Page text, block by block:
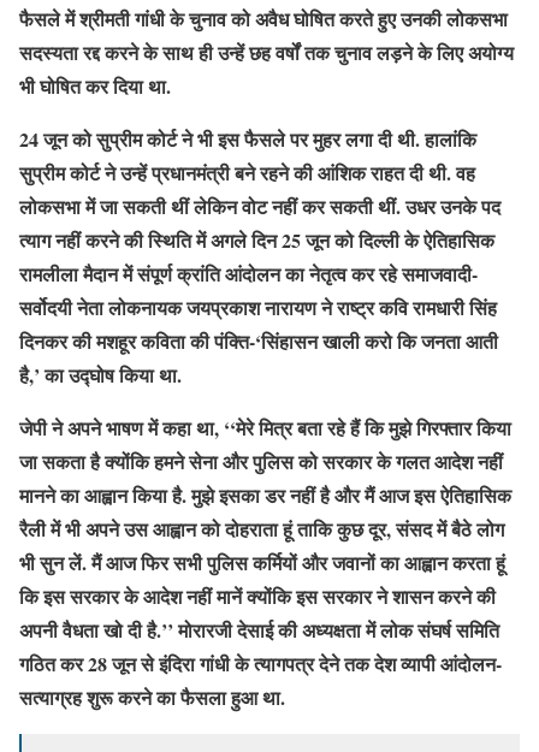
फैसले में श्रीमती गांधी के चुनाव को अवैध घोषित करते हुए उनकी लोकसभा
सदस्यता रद्द करने के साथ ही उन्हें छह वर्षों तक चुनाव लड़ने के लिए अयोग्य
भी घोषित कर दिया था.
24 जून को सुप्रीम कोर्ट ने भी इस फैसले पर मुहर लगा दी थी. हालांकि
सुप्रीम कोर्ट ने उन्हें प्रधानमंत्री बने रहने की आंशिक राहत दी थी. वह
लोकसभा में जा सकती थीं लेकिन वोट नहीं कर सकती थीं. उधर उनके पद
त्याग नहीं करने की स्थिति में अगले दिन 25 जून को दिल्ली के ऐतिहासिक
रामलीला मैदान में संपूर्ण क्रांति आंदोलन का नेतृत्व कर रहे समाजवादी-
सर्वोदयी नेता लोकनायक जयप्रकाश नारायण ने राष्ट्र कवि रामधारी सिंह
दिनकर की मशहूर कविता की पंक्ति-‘सिंहासन खाली करो कि जनता आती
है,’ का उद्घोष किया था.
जेपी ने अपने भाषण में कहा था, ‘‘मेरे मित्र बता रहे हैं कि मुझे गिरफ्तार किया
जा सकता है क्योंकि हमने सेना और पुलिस को सरकार के गलत आदेश नहीं
मानने का आह्वान किया है. मुझे इसका डर नहीं है और मैं आज इस ऐतिहासिक
रैली में भी अपने उस आह्वान को दोहराता हूं ताकि कुछ दूर, संसद में बैठे लोग
भी सुन लें. मैं आज फिर सभी पुलिस कर्मियों और जवानों का आह्वान करता हूं
कि इस सरकार के आदेश नहीं मानें क्योंकि इस सरकार ने शासन करने की
अपनी वैधता खो दी है.’’ मोरारजी देसाई की अध्यक्षता में लोक संघर्ष समिति
गठित कर 28 जून से इंदिरा गांधी के त्यागपत्र देने तक देश व्यापी आंदोलन-
सत्याग्रह शुरू करने का फैसला हुआ था.